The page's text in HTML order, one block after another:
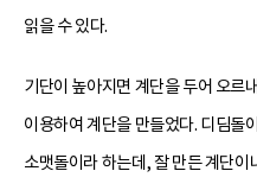
읽을 수 있다.
기단이 높아지면 계단을 두어 오르
이용하여 계단을 만들었다. 디딤돌
소맷돌이라 하는데, 잘 만든 계단